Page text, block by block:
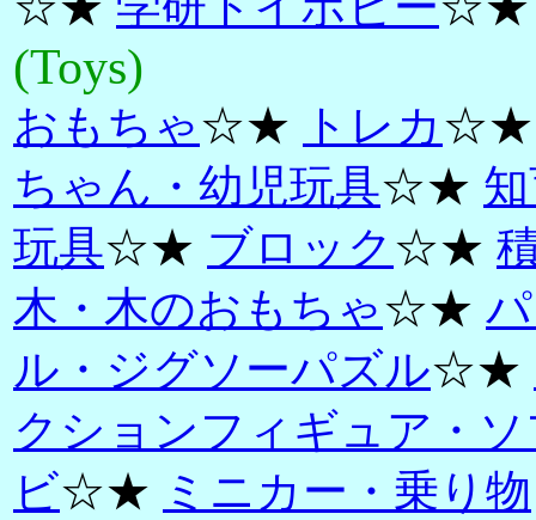
(Toys)
おもちゃ☆★ トレカ
ちゃん・幼児玩具☆★
玩具☆★ ブロック ☆★
木・木のおもちゃ☆★
ル・ジグソーパズル☆★
クションフィギュア・ソ
ビ☆★ ミニカー・乗り物